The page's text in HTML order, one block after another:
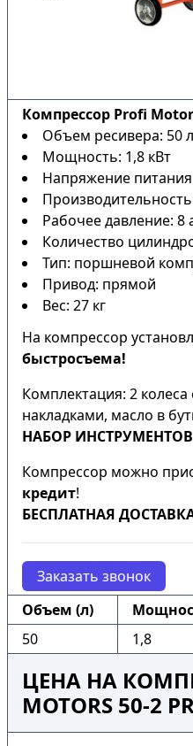
Компрессор Profi
Объем ресивера: 50 л
Мощность: 1,8 кВт
Напряжение
Рабочее давление: 8
Количество
Тип: поршневой
Привод: прямой
Вес: 27 кг
На компрессор
быстросъема!
Комплектация: 2
накладками, масло в
НАБОР ИНСТРУМЕНТОВ
Компрессор можно
кредит!
БЕСПЛАТНАЯ
Заказать звонок
Объем (л)
50
1,8
ЦЕНА НА
MOTORS 50-2